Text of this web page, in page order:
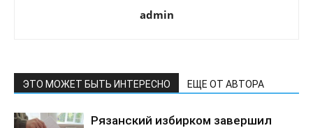
admin
ЭТО МОЖЕТ БЫТЬ ИНТЕРЕСНО ЕЩЕ ОТ АВТОРА
Рязанский избирком завершил